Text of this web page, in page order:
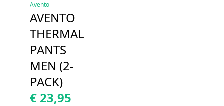
Avento
AVENTO
THERMAL
PANTS
MEN (2-
PACK)
€ 23,95